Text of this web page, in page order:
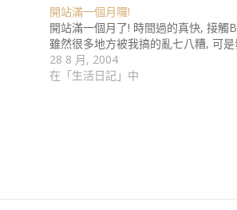
開站滿一個月囉!
開站滿一個月了! 時間過的真快, 接觸
雖然很多地方被我搞的亂七八糟, 可
28 8 月, 2004
在「生活日記」中